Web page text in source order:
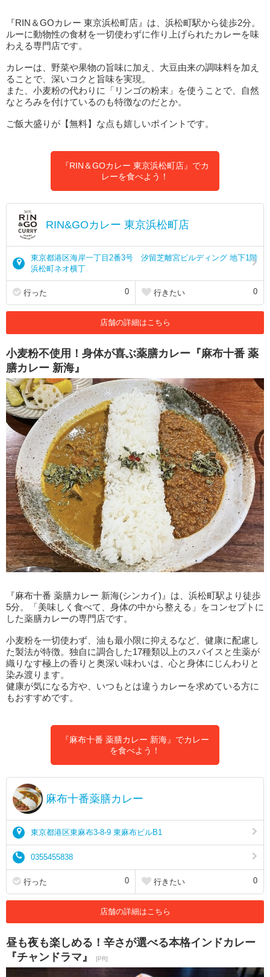
『RIN＆GOカレー 東京浜松町店』は、浜松町駅から徒歩2分。
ルーに動物性の食材を一切使わずに作り上げられたカレーを味
わえる専門店です。
カレーは、野菜や果物の旨味に加え、大豆由来の調味料を加え
ることで、深いコクと旨味を実現。
また、小麦粉の代わりに「リンゴの粉末」を使うことで、自然
なとろみを付けているのも特徴なのだとか。
ご飯大盛りが【無料】な点も嬉しいポイントです。
『RIN＆GOカレー 東京浜松町店』でカ
レーを食べよう！
RIN&GOカレー 東京浜松町店
東京都港区海岸一丁目2番3号 汐留芝離宮ビルディング 地下1階
浜松町ネオ横丁
行った 0 行きたい 0
店舗の詳細はこちら
小麦粉不使用！身体が喜ぶ薬膳カレー『麻布十番 薬
膳カレー 新海』
『麻布十番 薬膳カレー 新海(シンカイ)』は、浜松町駅より徒歩
5分。「美味しく食べて、身体の中から整える」をコンセプトに
した薬膳カレーの専門店です。
小麦粉を一切使わず、油も最小限に抑えるなど、健康に配慮し
た製法が特徴。独自に調合した17種類以上のスパイスと生薬が
織りなす極上の香りと奥深い味わいは、心と身体にじんわりと
染み渡ります。
健康が気になる方や、いつもとは違うカレーを求めている方に
もおすすめです。
『麻布十番 薬膳カレー 新海』でカレー
を食べよう！
麻布十番薬膳カレー
東京都港区東麻布3-8-9 東麻布ビルB1
0355455838
行った 0 行きたい 0
店舗の詳細はこちら
昼も夜も楽しめる！辛さが選べる本格インドカレー
『チャンドラマ』
[PR]